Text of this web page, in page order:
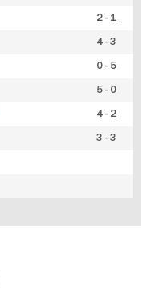
2 - 1
4 - 3
0 - 5
5 - 0
4 - 2
3 - 3